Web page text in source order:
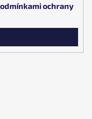
ochrany